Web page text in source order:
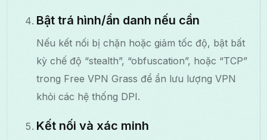
Bật trá hình/ẩn danh nếu cần
Nếu kết nối bị chặn hoặc giảm tốc độ, bật bất
kỳ chế độ “stealth”, “obfuscation”, hoặc “TCP”
trong Free VPN Grass để ẩn lưu lượng VPN
khỏi các hệ thống DPI.
Kết nối và xác minh